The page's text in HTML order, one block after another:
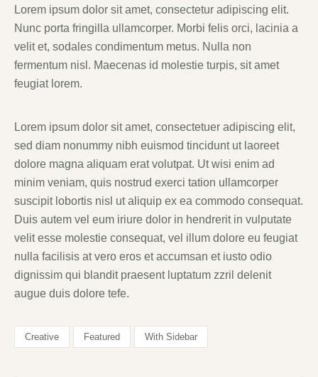
Lorem ipsum dolor sit amet, consectetur adipiscing elit.
Nunc porta fringilla ullamcorper. Morbi felis orci, lacinia a
velit et, sodales condimentum metus. Nulla non
fermentum nisl. Maecenas id molestie turpis, sit amet
feugiat lorem.
Lorem ipsum dolor sit amet, consectetuer adipiscing elit,
sed diam nonummy nibh euismod tincidunt ut laoreet
dolore magna aliquam erat volutpat. Ut wisi enim ad
minim veniam, quis nostrud exerci tation ullamcorper
suscipit lobortis nisl ut aliquip ex ea commodo consequat.
Duis autem vel eum iriure dolor in hendrerit in vulputate
velit esse molestie consequat, vel illum dolore eu feugiat
nulla facilisis at vero eros et accumsan et iusto odio
dignissim qui blandit praesent luptatum zzril delenit
augue duis dolore tefe.
Creative Featured With Sidebar